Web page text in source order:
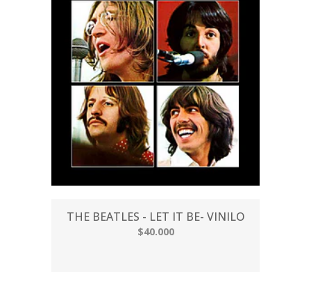
THE BEATLES - LET IT BE- VINILO
$40.000